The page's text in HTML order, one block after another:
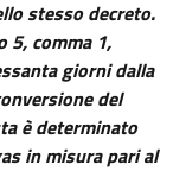
stesso decreto.
5, comma 1,
giorni dalla
del
è determinato
in misura pari al